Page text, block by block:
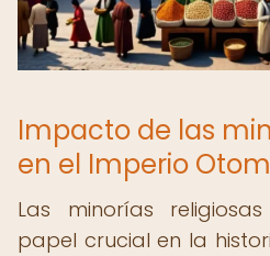
Impacto de las
en el Imperio
Las minorías
papel crucial en la